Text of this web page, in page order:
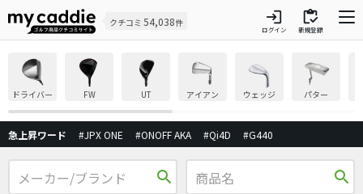
クチコミ 54,038件 login
ログイン
inventory
新規登録
ドライバー FW UT アイアン ウェッジ パター
急上昇ワード #JPX ONE #ONOFF AKA #Qi4D #G440
search search